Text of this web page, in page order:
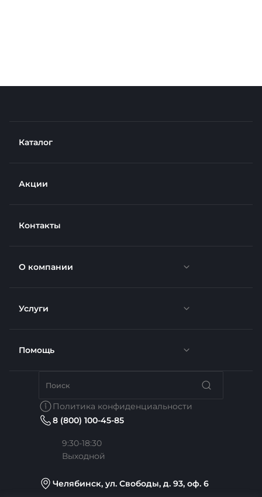
Каталог
Акции
Контакты
О компании
Новости
Отзывы
Вакансии
Услуги
Доставка
Недвижимость
Помощь
Политика конфиденциальности
8 (800) 100-45-85
9:30-18:30
Выходной
Челябинск, ул. Свободы, д. 93, оф. 6